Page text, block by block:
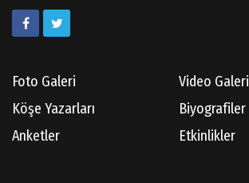
Foto Galeri
Video Galeri
Köşe Yazarları
Biyografiler
Anketler
Etkinlikler